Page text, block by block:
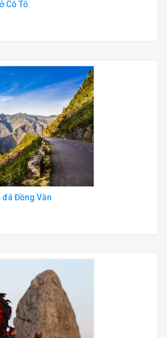
Cô Tô
đá Đồng Văn